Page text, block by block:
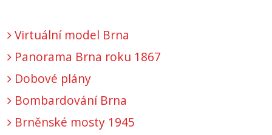
Virtuální model Brna
Panorama Brna roku 1867
Dobové plány
Bombardování Brna
Brněnské mosty 1945